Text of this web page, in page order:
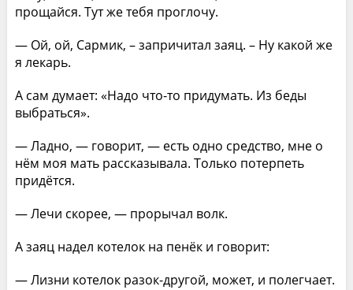
прощайся. Тут же тебя проглочу.
— Ой, ой, Сармик, – запричитал заяц. – Ну какой же
я лекарь.
А сам думает: «Надо что-то придумать. Из беды
выбраться».
— Ладно, — говорит, — есть одно средство, мне о
нём моя мать рассказывала. Только потерпеть
придётся.
— Лечи скорее, — прорычал волк.
А заяц надел котелок на пенёк и говорит:
— Лизни котелок разок-другой, может, и полегчает.